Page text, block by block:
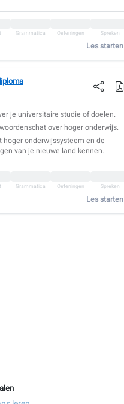
Grammatica Oefeningen Spreken
Les starten
je universitaire studie of doelen.
over hoger onderwijs.
hoger onderwijssysteem en de
van je nieuwe land kennen.
Grammatica Oefeningen Spreken
Les starten